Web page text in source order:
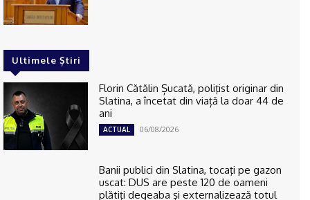
Ultimele Știri
Florin Cătălin Șucată, poliţist originar din
Slatina, a încetat din viață la doar 44 de
ani
ACTUAL 06/08/2026
Banii publici din Slatina, tocaţi pe gazon
uscat: DUS are peste 120 de oameni
plătiţi degeaba şi externalizează totul